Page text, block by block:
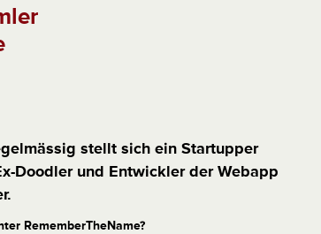
stellt sich ein Startupper
Doodler und Entwickler der Webapp
RememberTheName?